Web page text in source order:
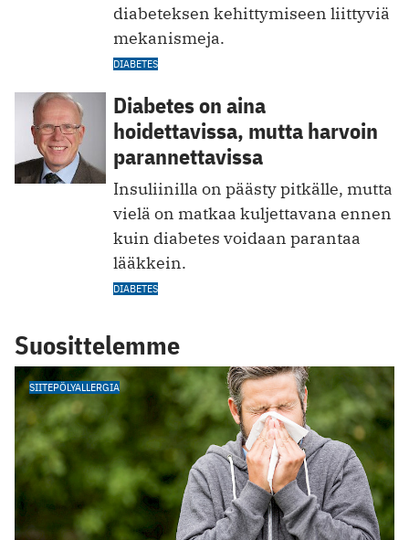
diabeteksen kehittymiseen liittyviä
mekanismeja.
DIABETES
Diabetes on aina
hoidettavissa, mutta harvoin
parannettavissa
Insuliinilla on päästy pitkälle, mutta
vielä on matkaa kuljettavana ennen
kuin diabetes voidaan parantaa
lääkkein.
DIABETES
Suosittelemme
SIITEPÖLYALLERGIA